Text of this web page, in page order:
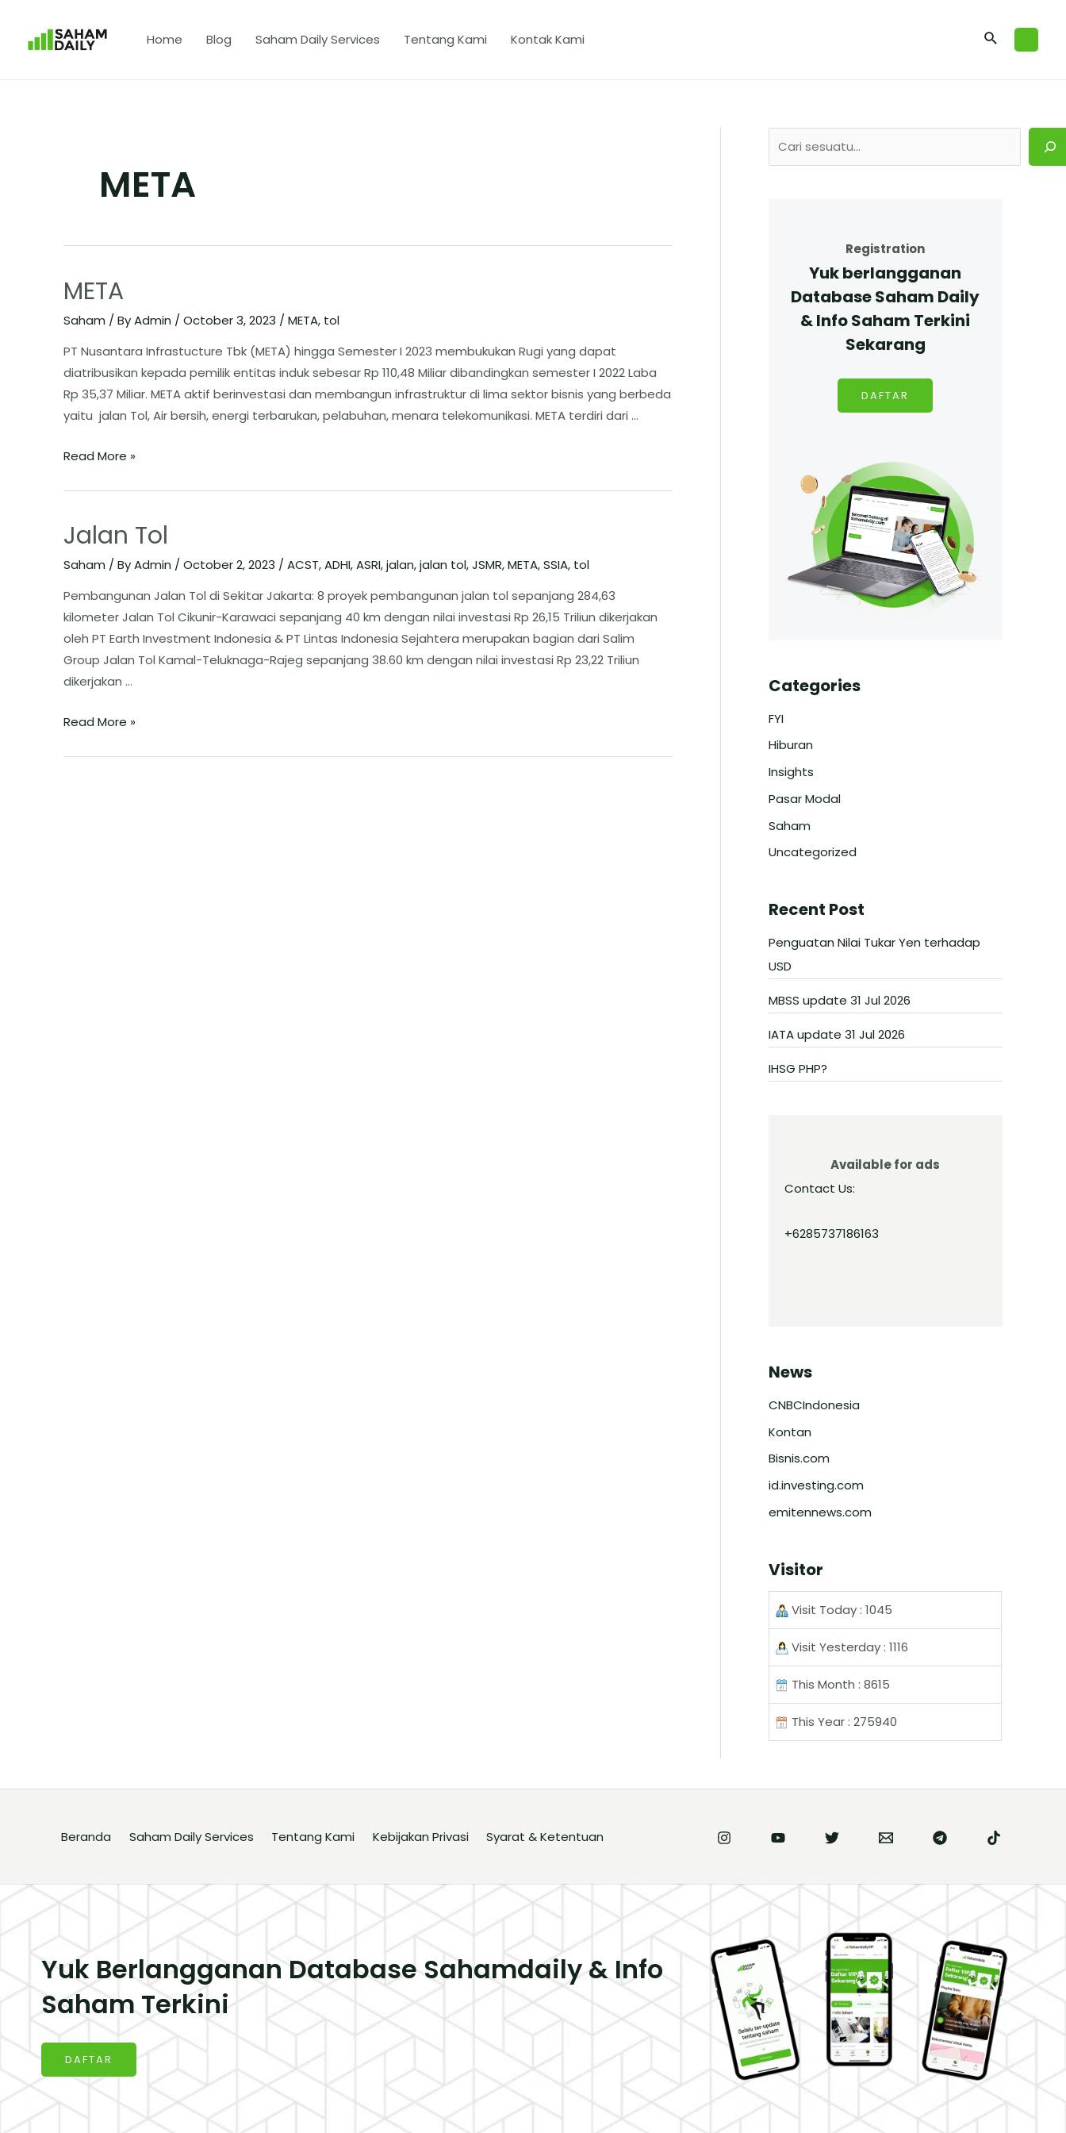
Home Blog Saham Daily Services Tentang Kami Kontak Kami
META
META
Saham / ByAdmin /October 3, 2023 /META, tol
PT Nusantara Infrastucture Tbk (META) hingga Semester I 2023 membukukan Rugi yang dapat
diatribusikan kepada pemilik entitas induk sebesar Rp 110,48 Miliar dibandingkan semester I 2022 Laba
Rp 35,37 Miliar. META aktif berinvestasi dan membangun infrastruktur di lima sektor bisnis yang berbeda
yaitu jalan Tol, Air bersih, energi terbarukan, pelabuhan, menara telekomunikasi. META terdiri dari …
Read More »
Jalan Tol
Saham / ByAdmin / October 2, 2023 / ACST,ADHI,ASRI,jalan,jalan tol,JSMR,META,SSIA, tol
Pembangunan Jalan Tol di Sekitar Jakarta: 8 proyek pembangunan jalan tol sepanjang 284,63
kilometer Jalan Tol Cikunir-Karawaci sepanjang 40 km dengan nilai investasi Rp 26,15 Triliun dikerjakan
oleh PT Earth Investment Indonesia & PT Lintas Indonesia Sejahtera merupakan bagian dari Salim
Group Jalan Tol Kamal-Teluknaga-Rajeg sepanjang 38.60 km dengan nilai investasi Rp 23,22 Triliun
dikerjakan …
Read More »
Registration
Yuk berlangganan
Database Saham Daily
& Info Saham Terkini
Sekarang
DAFTAR
Categories
FYI
Hiburan
Insights
Pasar Modal
Saham
Uncategorized
Recent Post
Penguatan Nilai Tukar Yen terhadap
USD
MBSS update 31 Jul 2026
IATA update 31 Jul 2026
IHSG PHP?
Available for ads
Contact Us:
+6285737186163
News
CNBCIndonesia
Kontan
Bisnis.com
id.investing.com
emitennews.com
Visitor
Visit Today : 1045
Visit Yesterday : 1116
This Month : 8615
This Year : 275940
Beranda Saham Daily Services Tentang Kami Kebijakan Privasi Syarat & Ketentuan
Yuk Berlangganan Database Sahamdaily & Info
Saham Terkini
DAFTAR